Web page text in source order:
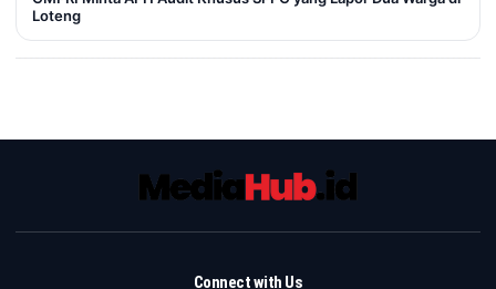
Loteng
Connect with Us